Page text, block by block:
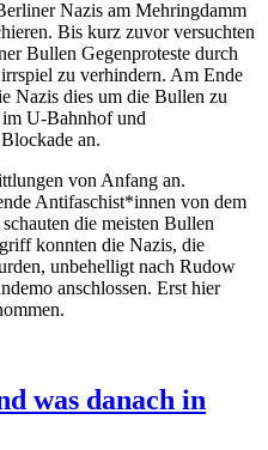
Nazis am Mehringdamm
Bis kurz zuvor versuchten
Bullen Gegenproteste durch
zu verhindern. Am Ende
Nazis dies um die Bullen zu
U-Bahnhof und
an.
von Anfang an.
Antifaschist*innen von dem
die meisten Bullen
konnten die Nazis, die
unbehelligt nach Rudow
anschlossen. Erst hier
was danach in